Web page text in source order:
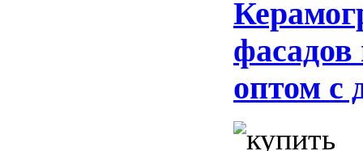
оптом с